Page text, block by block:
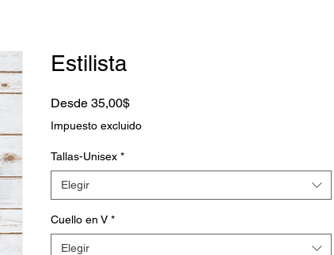
Estilista
Desde 35,00$Precio
de
Impuesto excluido
Tallas-Unisex *
Elegir
Cuello en V *
Elegir